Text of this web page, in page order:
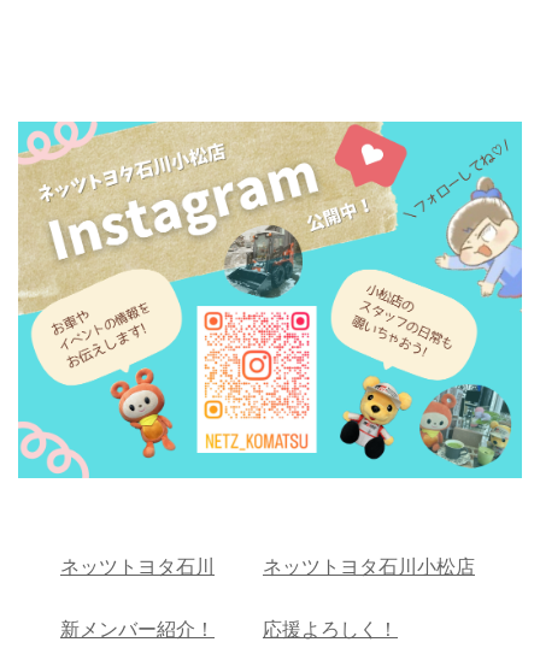
ネッツトヨタ石川 ネッツトヨタ石川小松店
新メンバー紹介！ 応援よろしく！